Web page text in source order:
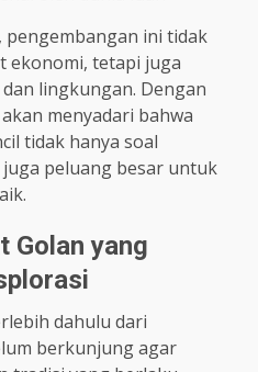
pengembangan ini tidak
ekonomi, tetapi juga
lingkungan. Dengan
menyadari bahwa
tidak hanya soal
peluang besar untuk
Golan yang
dahulu dari
berkunjung agar